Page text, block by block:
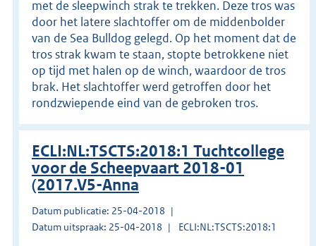
met de sleepwinch strak te trekken. Deze tros was
door het latere slachtoffer om de middenbolder
van de Sea Bulldog gelegd. Op het moment dat de
tros strak kwam te staan, stopte betrokkene niet
op tijd met halen op de winch, waardoor de tros
brak. Het slachtoffer werd getroffen door het
rondzwiepende eind van de gebroken tros.
ECLI:NL:TSCTS:2018:1 Tuchtcollege
voor de Scheepvaart 2018-01
(2017.V5-Anna
Datum publicatie: 25-04-2018
Datum uitspraak: 25-04-2018
ECLI:NL:TSCTS:2018:1